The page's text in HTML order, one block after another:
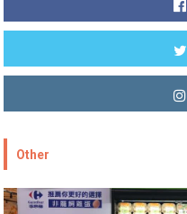
Other